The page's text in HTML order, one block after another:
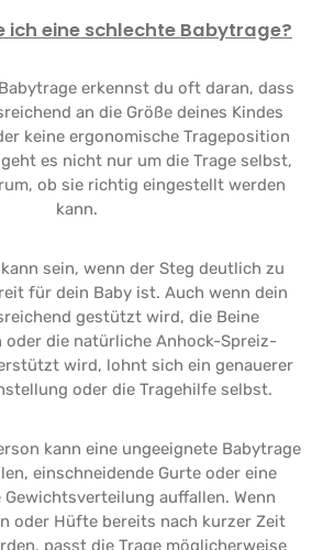
ich eine schlechte Babytrage?
erkennst du oft daran, dass
an die Größe deines Kindes
keine ergonomische Trageposition
es nicht nur um die Trage selbst,
ob sie richtig eingestellt werden
kann.
sein, wenn der Steg deutlich zu
für dein Baby ist. Auch wenn dein
gestützt wird, die Beine
oder die natürliche Anhock-Spreiz-
wird, lohnt sich ein genauerer
oder die Tragehilfe selbst.
kann eine ungeeignete Babytrage
einschneidende Gurte oder eine
auffallen. Wenn
oder Hüfte bereits nach kurzer Zeit
passt die Trage möglicherweise